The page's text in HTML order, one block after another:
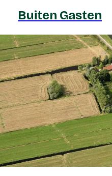
Buiten Gasten